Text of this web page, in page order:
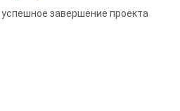
завершение проекта